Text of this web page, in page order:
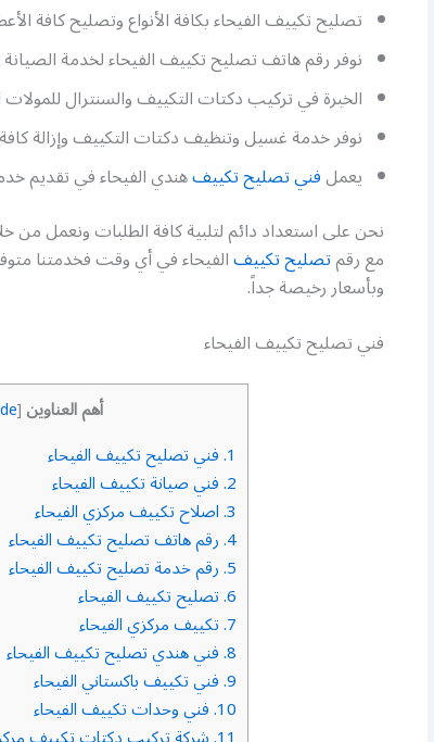
تصليح تكييف الفيحاء بكافة الأنواع وتصليح كافة
نوفر رقم هاتف تصليح تكييف الفيحاء لخدمة الصيانة
الخبرة في تركيب دكتات التكييف والسنترال للمولات
نوفر خدمة غسيل وتنظيف دكتات التكييف وإزالة كافة
يعملفني تصليح تكييفهندي الفيحاء في تقديم
نحن على استعداد دائم لتلبية كافة الطلبات ونعمل
مع رقمتصليح تكييف
وبأسعار رخيصة جداً.
فني تصليح تكييف الفيحاء
أهم العناوين [
1. فني تصليح تكييف الفيحاء
2. فني صيانة تكييف الفيحاء
3. اصلاح تكييف مركزي الفيحاء
4. رقم هاتف تصليح تكييف الفيحاء
5. رقم خدمة تصليح تكييف الفيحاء
6. تصليح تكييف الفيحاء
7. تكييف مركزي الفيحاء
8. فني هندي تصليح تكييف الفيحاء
9. فني تكييف باكستاني الفيحاء
10. فني وحدات تكييف الفيحاء